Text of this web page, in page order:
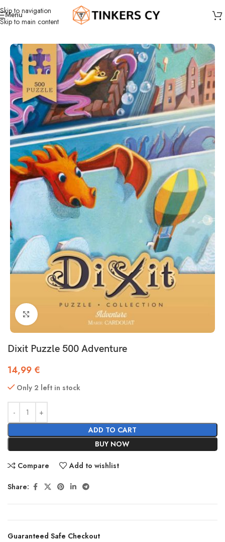
Skip to navigation
Skip to main content
Menu
Home Jigsaw Puzzles
Click to enlarge
Dixit Puzzle 500 Adventure
14,99 €
Only 2 left in stock
ADD TO CART
BUY NOW
Compare Add to wishlist
Share:
Guaranteed Safe Checkout